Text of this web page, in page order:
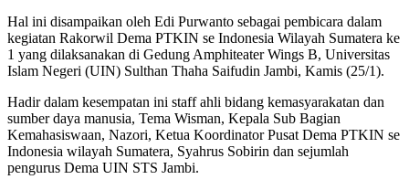
Hal ini disampaikan oleh Edi Purwanto sebagai pembicara dalam
kegiatan Rakorwil Dema PTKIN se Indonesia Wilayah Sumatera ke
1 yang dilaksanakan di Gedung Amphiteater Wings B, Universitas
Islam Negeri (UIN) Sulthan Thaha Saifudin Jambi, Kamis (25/1).
Hadir dalam kesempatan ini staff ahli bidang kemasyarakatan dan
sumber daya manusia, Tema Wisman, Kepala Sub Bagian
Kemahasiswaan, Nazori, Ketua Koordinator Pusat Dema PTKIN se
Indonesia wilayah Sumatera, Syahrus Sobirin dan sejumlah
pengurus Dema UIN STS Jambi.